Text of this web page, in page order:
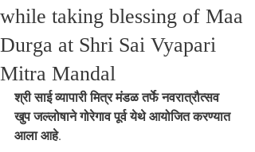
while taking blessing of Maa
Durga at Shri Sai Vyapari
Mitra Mandal
श्री साई व्यापारी मित्र मंडळ तर्फे नवरात्रौत्सव
खुप जल्लोषाने गोरेगाव पूर्व येथे आयोजित करण्यात
आला आहे.